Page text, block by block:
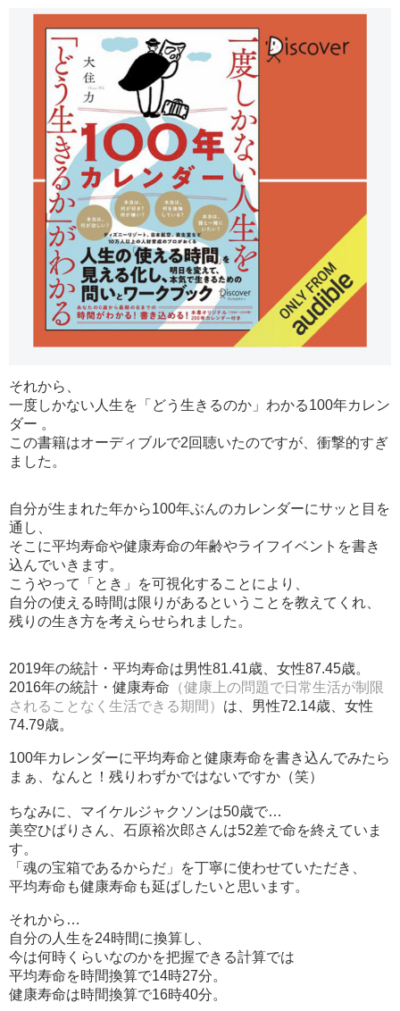
それから、
一度しかない人生を「どう生きるのか」わかる100年カレン
ダー 。
この書籍はオーディブルで2回聴いたのですが、衝撃的すぎ
ました。
自分が生まれた年から100年ぶんのカレンダーにサッと目を
通し、
そこに平均寿命や健康寿命の年齢やライフイベントを書き
込んでいきます。
こうやって「とき」を可視化することにより、
自分の使える時間は限りがあるということを教えてくれ、
残りの生き方を考えらせられました。
2019年の統計・平均寿命は男性81.41歳、女性87.45歳。
2016年の統計・健康寿命 （健康上の問題で日常生活が制限
されることなく生活できる期間） は、男性72.14歳、女性
74.79歳。
100年カレンダーに平均寿命と健康寿命を書き込んでみたら
まぁ、なんと！残りわずかではないですか（笑）
ちなみに、マイケルジャクソンは50歳で…
美空ひばりさん、石原裕次郎さんは52差で命を終えていま
す。
「魂の宝箱であるからだ」を丁寧に使わせていただき、
平均寿命も健康寿命も延ばしたいと思います。
それから…
自分の人生を24時間に換算し、
今は何時くらいなのかを把握できる計算では
平均寿命を時間換算で14時27分。
健康寿命は時間換算で16時40分。